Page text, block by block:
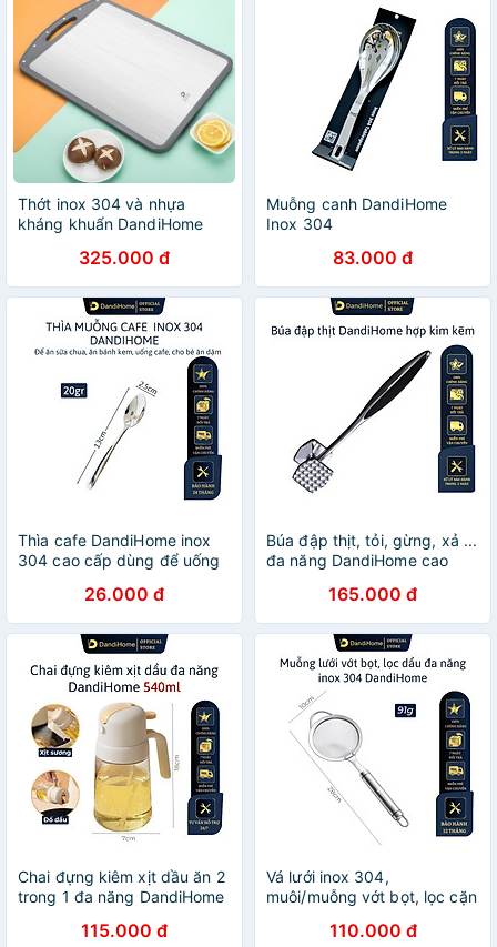
Thớt inox 304 và nhựa
kháng khuẩn DandiHome
chính hãng325.000 đ
Muỗng canh DandiHome
Inox 304
83.000 đ
Thìa cafe DandiHome inox
304 cao cấp dùng để uống
ăn dặm cho bé
26.000 đ
Búa đập thịt, tỏi, gừng, xả ...
đa năng DandiHome cao
165.000 đ
Chai đựng kiêm xịt dầu ăn 2
trong 1 đa năng DandiHome
115.000 đ
Vá lưới inox 304,
muôi/muỗng vớt bọt, lọc cặn
DandiHome110.000 đ